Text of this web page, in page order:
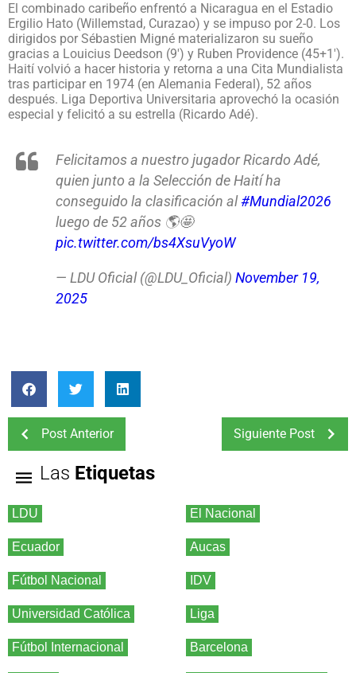
El combinado caribeño enfrentó a Nicaragua en el Estadio
Ergilio Hato (Willemstad, Curazao) y se impuso por 2-0. Los
dirigidos por Sébastien Migné materializaron su sueño
gracias a Louicius Deedson (9′) y Ruben Providence (45+1′).
Haití volvió a hacer historia y retorna a una Cita Mundialista
tras participar en 1974 (en Alemania Federal), 52 años
después. Liga Deportiva Universitaria aprovechó la ocasión
especial y felicitó a su estrella (Ricardo Adé).
Felicitamos a nuestro jugador Ricardo Adé,
quien junto a la Selección de Haití ha
conseguido la clasificación al#Mundial2026
luego de 52 años 🌎🤩
pic.twitter.com/bs4XsuVyoW
— LDU Oficial (@LDU_Oficial) November 19,
2025
Post Anterior Siguiente Post
Las Etiquetas
LDU El Nacional
Ecuador Aucas
Fútbol Nacional IDV
Universidad Católica Liga
Fútbol Internacional Barcelona